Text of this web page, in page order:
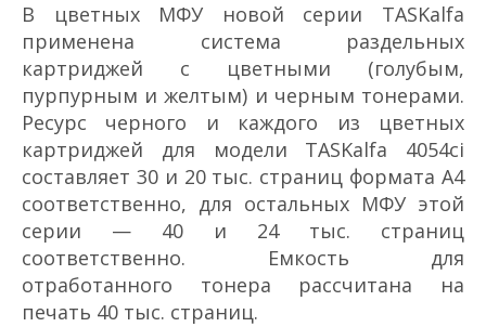
В цветных МФУ новой серии TASKalfa
применена система раздельных
картриджей с цветными (голубым,
пурпурным и желтым) и черным тонерами.
Ресурс черного и каждого из цветных
картриджей для модели TASKalfa 4054ci
составляет 30 и 20 тыс. страниц формата А4
соответственно, для остальных МФУ этой
серии — 40 и 24 тыс. страниц
соответственно. Емкость для
отработанного тонера рассчитана на
печать 40 тыс. страниц.